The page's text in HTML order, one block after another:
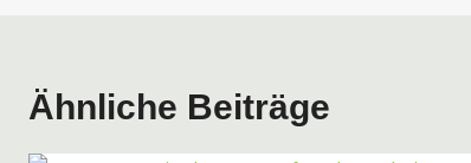
Ähnliche Beiträge